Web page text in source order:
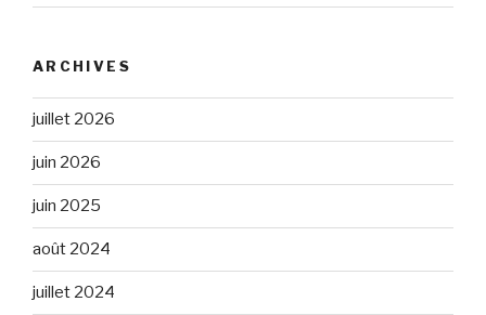
ARCHIVES
juillet 2026
juin 2026
juin 2025
août 2024
juillet 2024